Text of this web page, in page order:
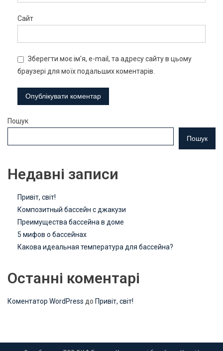
Сайт
Зберегти моє ім'я, e-mail, та адресу сайту в цьому
браузері для моїх подальших коментарів.
Пошук
Пошук
Недавні записи
Привіт, світ!
Композитный бассейн с джакузи
Преимущества бассейна в доме
5 мифов о бассейнах
Какова идеальная температура для бассейна?
Останні коментарі
Коментатор WordPress до Привіт, світ!